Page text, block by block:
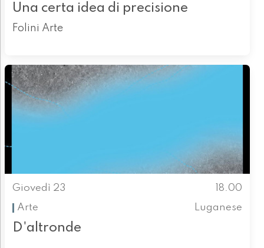
Una certa idea di precisione
Folini Arte
Giovedì 23
18.00
Arte
Luganese
D'altronde